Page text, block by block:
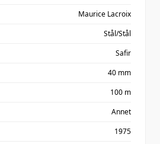
Maurice Lacroix
Stål/Stål
Safir
40 mm
100 m
Annet
1975